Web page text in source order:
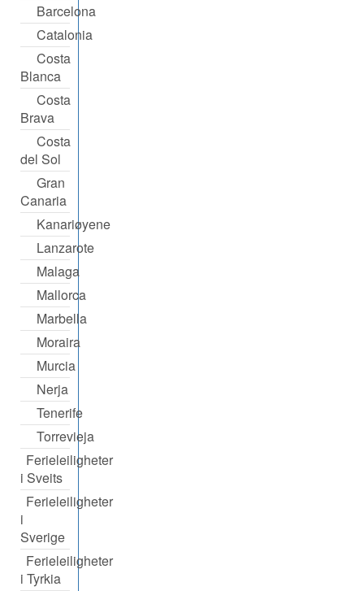
Barcelona
Catalonia
Costa
Blanca
Costa
Brava
Costa
del Sol
Gran
Canaria
Kanariøyene
Lanzarote
Malaga
Mallorca
Marbella
Moraira
Murcia
Nerja
Tenerife
Torrevieja
Ferieleiligheter
i Sveits
Ferieleiligheter
i
Sverige
Ferieleiligheter
i Tyrkia